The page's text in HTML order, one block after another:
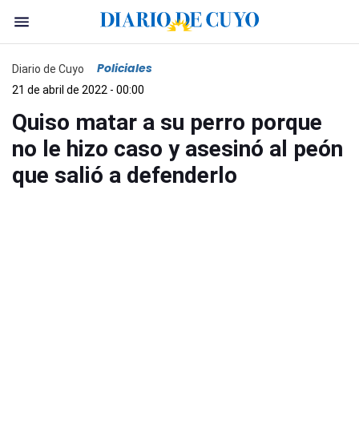
Diario de Cuyo Policiales
21 de abril de 2022 - 00:00
Quiso matar a su perro porque
no le hizo caso y asesinó al peón
que salió a defenderlo